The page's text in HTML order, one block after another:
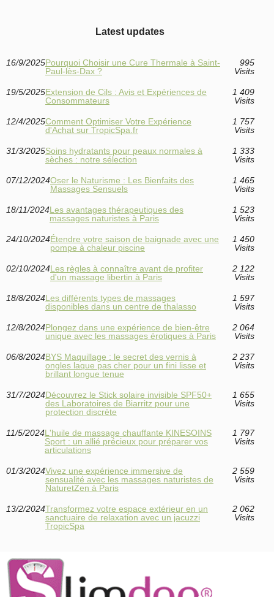
Latest updates
16/9/2025Pourquoi Choisir une Cure Thermale à Saint-
Paul-lès-Dax ?
995
Visits
19/5/2025Extension de Cils : Avis et Expériences de
Consommateurs
1 409
Visits
12/4/2025Comment Optimiser Votre Expérience
d'Achat sur TropicSpa.fr
1 757
Visits
31/3/2025Soins hydratants pour peaux normales à
sèches : notre sélection
1 333
Visits
07/12/2024Oser le Naturisme : Les Bienfaits des
Massages Sensuels
1 465
Visits
18/11/2024Les avantages thérapeutiques des
massages naturistes à Paris
1 523
Visits
24/10/2024Étendre votre saison de baignade avec une
pompe à chaleur piscine
1 450
Visits
02/10/2024Les règles à connaître avant de profiter
d'un massage libertin à Paris
2 122
Visits
18/8/2024Les différents types de massages
disponibles dans un centre de thalasso
1 597
Visits
12/8/2024Plongez dans une expérience de bien-être
unique avec les massages érotiques à Paris
2 064
Visits
06/8/2024BYS Maquillage : le secret des vernis à
ongles laque pas cher pour un fini lisse et
brillant longue tenue
2 237
Visits
31/7/2024Découvrez le Stick solaire invisible SPF50+
des Laboratoires de Biarritz pour une
protection discrète
1 655
Visits
11/5/2024L'huile de massage chauffante KINESOINS
Sport : un allié précieux pour préparer vos
articulations
1 797
Visits
01/3/2024Vivez une expérience immersive de
sensualité avec les massages naturistes de
NaturetZen à Paris
2 559
Visits
13/2/2024Transformez votre espace extérieur en un
sanctuaire de relaxation avec un jacuzzi
TropicSpa
2 062
Visits